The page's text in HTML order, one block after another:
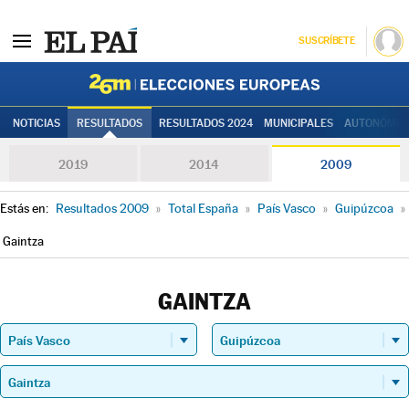
SUSCRÍBETE
NOTICIAS RESULTADOS RESULTADOS 2024 MUNICIPALES
2019 2014 2009
Estás en: Resultados 2009 » Total España » País Vasco » Guipúzcoa »
Gaintza
GAINTZA